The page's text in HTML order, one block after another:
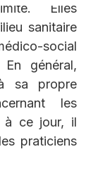
Elles
sanitaire
social
En général,
sa propre
les
à ce jour, il
praticiens